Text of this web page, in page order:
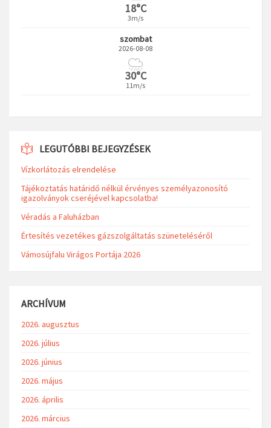
18°C
3m/s
szombat
2026-08-08
30°C
11m/s
LEGUTÓBBI BEJEGYZÉSEK
Vízkorlátozás elrendelése
Tájékoztatás határidő nélkül érvényes személyazonosító
igazolványok cseréjével kapcsolatba!
Véradás a Faluházban
Értesítés vezetékes gázszolgáltatás szüneteléséről
Vámosújfalu Virágos Portája 2026
ARCHÍVUM
2026. augusztus
2026. július
2026. június
2026. május
2026. április
2026. március